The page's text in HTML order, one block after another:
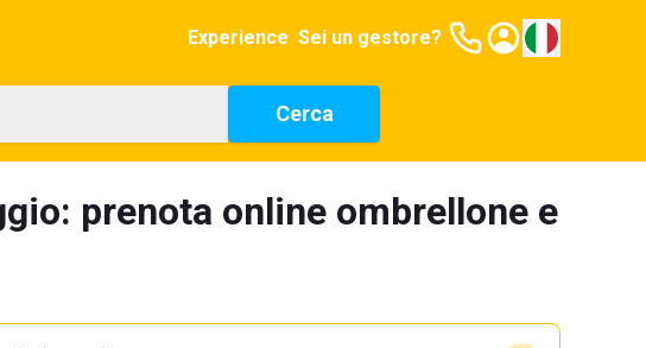
Experience Sei un gestore?
Cerca
prenota online ombrellone e